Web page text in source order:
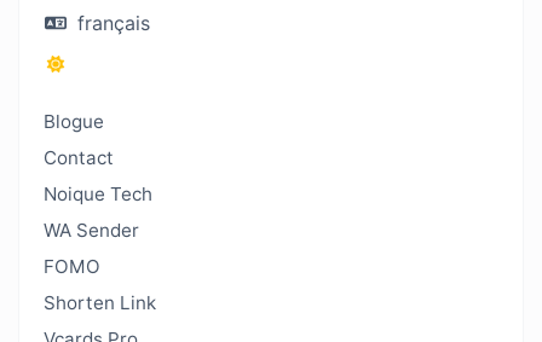
français
Blogue
Contact
Noique Tech
WA Sender
FOMO
Shorten Link